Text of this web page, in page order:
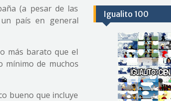
(a pesar de las
país en general
más barato que el
mínimo de muchos
bueno que incluye
Igualito 100